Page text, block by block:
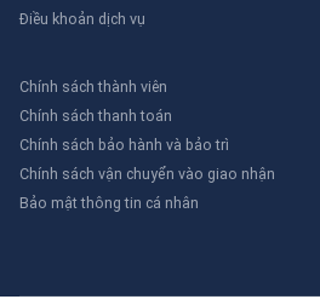
Điều khoản dịch vụ
Chính sách thành viên
Chính sách thanh toán
Chính sách bảo hành và bảo trì
Chính sách vận chuyển vào giao nhận
Bảo mật thông tin cá nhân